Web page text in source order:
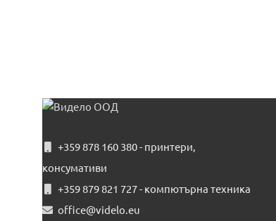
+359 878 160 380 - принтери,
консумативи
+359 879 821 727 - компютърна техника
office@videlo.eu